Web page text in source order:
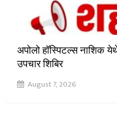
अपोलो हॉस्पिटल्स नाशिक
उपचार शिबिर
August 7, 2026